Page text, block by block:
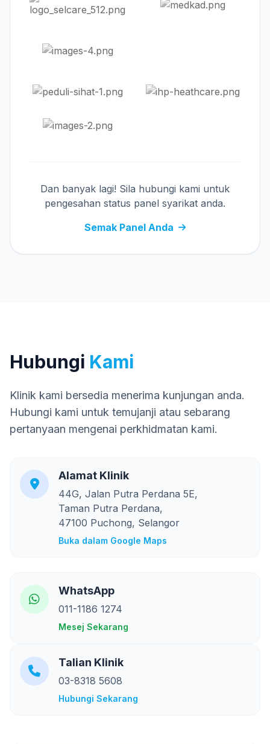
Dan banyak lagi! Sila hubungi kami untuk
pengesahan status panel syarikat anda.
Semak Panel Anda
Hubungi Kami
Klinik kami bersedia menerima kunjungan anda.
Hubungi kami untuk temujanji atau sebarang
pertanyaan mengenai perkhidmatan kami.
Alamat Klinik
44G, Jalan Putra Perdana 5E,
Taman Putra Perdana,
47100 Puchong, Selangor
Buka dalam Google Maps
WhatsApp
011-1186 1274
Mesej Sekarang
Talian Klinik
03-8318 5608
Hubungi Sekarang